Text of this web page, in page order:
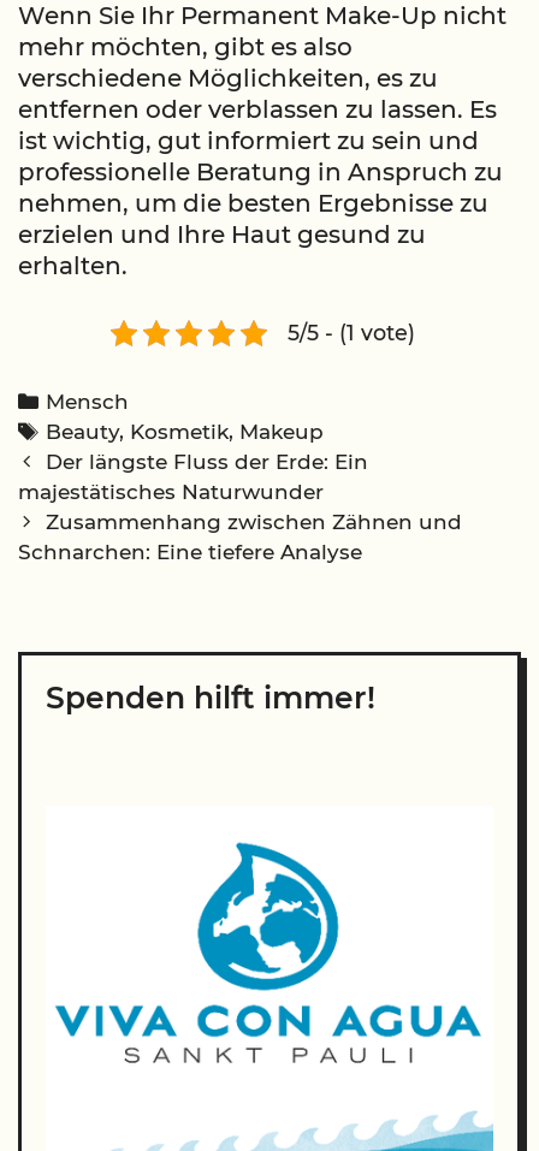
Wenn Sie Ihr Permanent Make-Up nicht
mehr möchten, gibt es also
verschiedene Möglichkeiten, es zu
entfernen oder verblassen zu lassen. Es
ist wichtig, gut informiert zu sein und
professionelle Beratung in Anspruch zu
nehmen, um die besten Ergebnisse zu
erzielen und Ihre Haut gesund zu
erhalten.
5/5 - (1 vote)
Categories
Mensch
Tags
Beauty, Kosmetik, Makeup
Post
navigation
Der längste Fluss der Erde: Ein
majestätisches Naturwunder
Zusammenhang zwischen Zähnen und
Schnarchen: Eine tiefere Analyse
Spenden hilft immer!